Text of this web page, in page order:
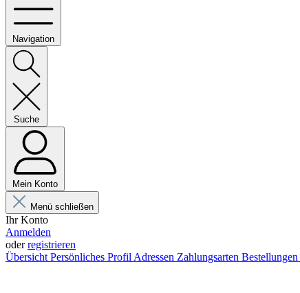
Navigation
Suche
Mein Konto
Menü schließen
Ihr Konto
Anmelden
oderregistrieren
Übersicht Persönliches Profil Adressen Zahlungsarten Bestellungen